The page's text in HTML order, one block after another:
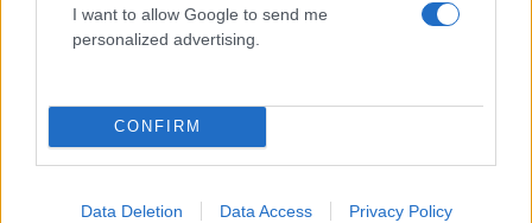
I want to allow Google to send me
personalized advertising.
CONFIRM
Data Deletion Data Access Privacy Policy
Όροι Χρήσης. Το site προστατεύεται από reCAPTCHA, ισχύουν
Πολιτική Απορρήτου
& Όροι Χρήσης
ΑΝΤΩΝΗΣ ΣΡΟΙΤΕΡ
ΛΕΝΑ ΦΛΥΤΖΑΝΗ
ΣΙΑ ΚΟΣΙΩΝΗ